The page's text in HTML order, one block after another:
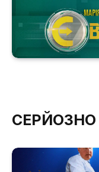
СЕРЙОЗНО